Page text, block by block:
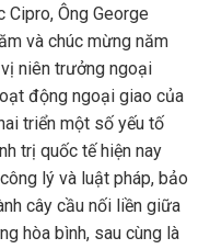
Cipro, Ông George
và chúc mừng năm
niên trưởng ngoại
động ngoại giao của
triển một số yếu tố
trị quốc tế hiện nay
lý và luật pháp, bảo
cây cầu nối liền giữa
hòa bình, sau cùng là